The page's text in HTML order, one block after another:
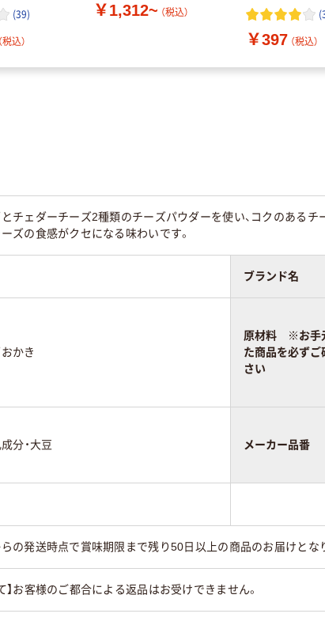
(39)
（税込）
￥1,312~ （税込）
山米菓
(
￥397 （税込）
チェダーチーズ2種類のチーズパウダーを使い、コクのあるチ
ズの食感がクセになる味わいです。
ブランド名
かき
原材料 ※お手
た商品を必ずご
さい
成分・大豆 メーカー品番
の発送時点で賞味期限まで残り50日以上の商品のお届けとな
】お客様のご都合による返品はお受けできません。